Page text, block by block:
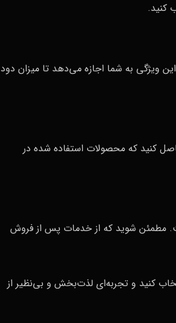
کنید.
ویژگی به شما اجازه می‌دهد تا میزان دود
کنید که محصولات استفاده شده در
مطمئن شوید که از خدمات پس از فروش
کنید و تجربه‌ای لذت‌بخش و بی‌نظیر از